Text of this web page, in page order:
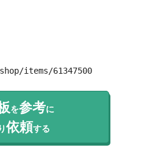
items/61347500
を参考に
依頼する